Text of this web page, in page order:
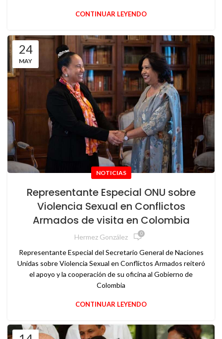
CONTINUAR LEYENDO
24
MAY
NOTICIAS
Representante Especial ONU sobre
Violencia Sexual en Conflictos
Armados de visita en Colombia
Hermez González 0
Representante Especial del Secretario General de Naciones
Unidas sobre Violencia Sexual en Conflictos Armados reiteró
el apoyo y la cooperación de su oficina al Gobierno de
Colombia
CONTINUAR LEYENDO